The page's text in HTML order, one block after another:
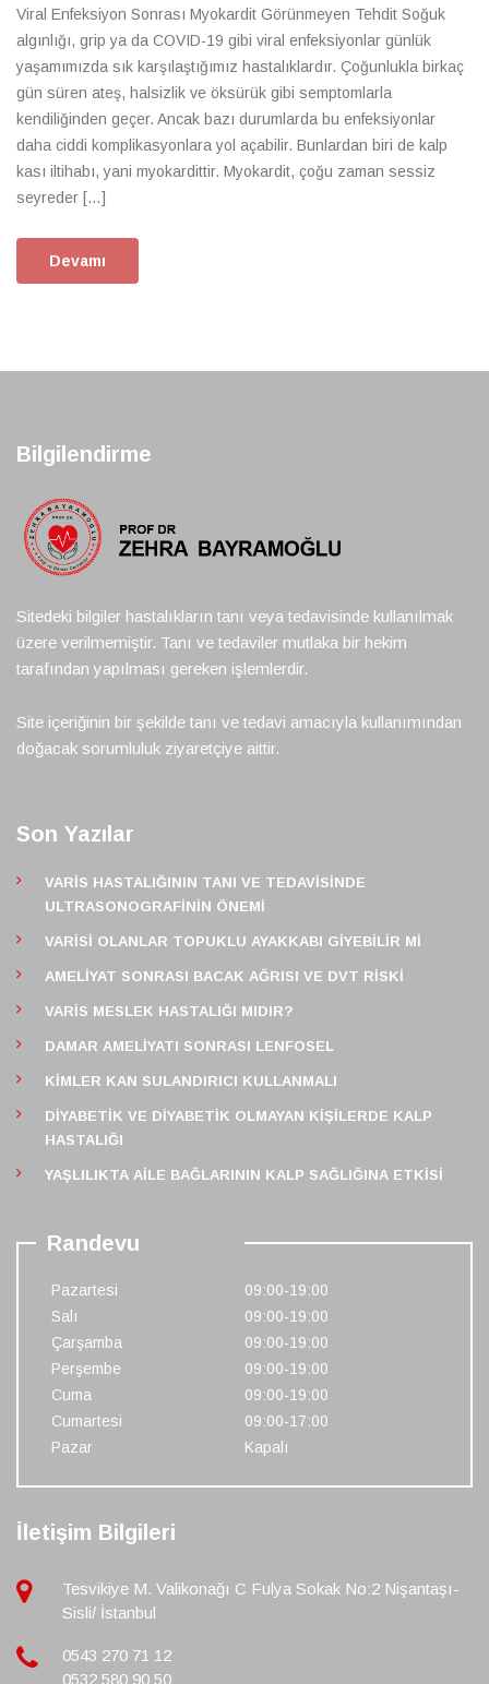
Viral Enfeksiyon Sonrası Myokardit Görünmeyen Tehdit Soğuk
algınlığı, grip ya da COVID-19 gibi viral enfeksiyonlar günlük
yaşamımızda sık karşılaştığımız hastalıklardır. Çoğunlukla birkaç
gün süren ateş, halsizlik ve öksürük gibi semptomlarla
kendiliğinden geçer. Ancak bazı durumlarda bu enfeksiyonlar
daha ciddi komplikasyonlara yol açabilir. Bunlardan biri de kalp
kası iltihabı, yani myokardittir. Myokardit, çoğu zaman sessiz
seyreder […]
Devamı
Bilgilendirme
Sitedeki bilgiler hastalıkların tanı veya tedavisinde kullanılmak
üzere verilmemiştir. Tanı ve tedaviler mutlaka bir hekim
tarafından yapılması gereken işlemlerdir.
Site içeriğinin bir şekilde tanı ve tedavi amacıyla kullanımından
doğacak sorumluluk ziyaretçiye aittir.
Son Yazılar
VARIS HASTALIĞININ TANI VE TEDAVISINDE
ULTRASONOGRAFININ ÖNEMI
VARISI OLANLAR TOPUKLU AYAKKABI GIYEBILIR MI
AMELIYAT SONRASI BACAK AĞRISI VE DVT RISKI
VARIS MESLEK HASTALIĞI MIDIR?
DAMAR AMELIYATI SONRASI LENFOSEL
KIMLER KAN SULANDIRICI KULLANMALI
DIYABETIK VE DIYABETIK OLMAYAN KIŞILERDE KALP
HASTALIĞI
YAŞLILIKTA AILE BAĞLARININ KALP SAĞLIĞINA ETKISI
Randevu
Pazartesi
09:00-19:00
Salı
09:00-19:00
Çarşamba
09:00-19:00
Perşembe
09:00-19:00
Cuma
09:00-19:00
Cumartesi
09:00-17:00
Pazar
Kapalı
İletişim Bilgileri
Tesvikiye M. Valikonağı C Fulya Sokak No:2 Nişantaşı-
Sisli/ İstanbul
0543 270 71 12
0532 580 90 50